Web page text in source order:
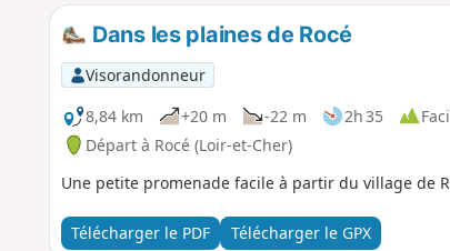
Dans les plaines de Rocé
Visorandonneur
8,84 km
+20 m -22 m 2h 35
Départ à Rocé (Loir-et-Cher)
Une petite promenade facile à partir du village de
Télécharger le PDF Télécharger le GPX